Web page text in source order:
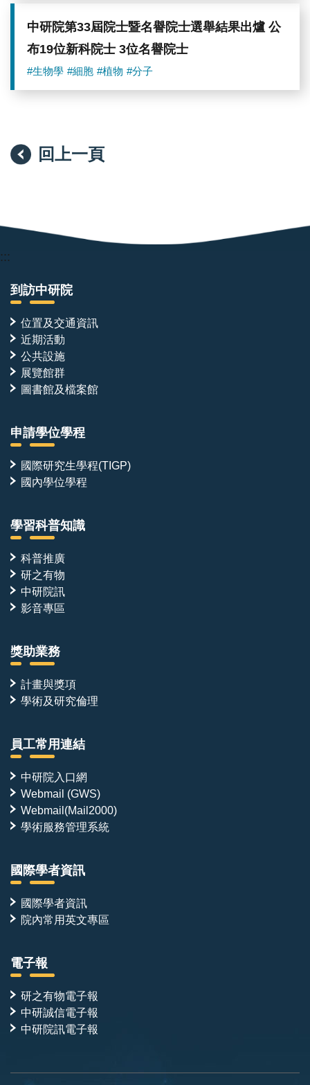
中研院第33屆院士暨名譽院士選舉結果出爐 公
布19位新科院士 3位名譽院士
#生物學 #細胞 #植物 #分子
回上一頁
:::
到訪中研院
位置及交通資訊
近期活動
公共設施
展覽館群
圖書館及檔案館
申請學位學程
國際研究生學程(TIGP)
國內學位學程
學習科普知識
科普推廣
研之有物
中研院訊
影音專區
獎助業務
計畫與獎項
學術及研究倫理
員工常用連結
中研院入口網
Webmail (GWS)
Webmail(Mail2000)
學術服務管理系統
國際學者資訊
國際學者資訊
院內常用英文專區
電子報
研之有物電子報
中研誠信電子報
中研院訊電子報